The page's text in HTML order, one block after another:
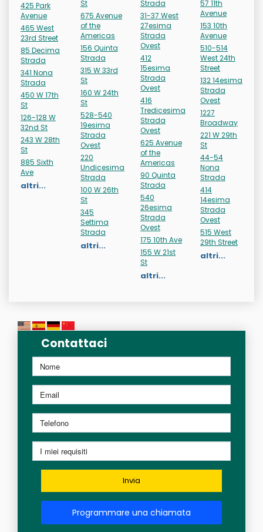
425 Park
Avenue
465 West
23rd Street
85 Decima
Strada
341 Nona
Strada
450 W 17th
St
126-128 W
32nd St
243 W 28th
St
885 Sixth
Ave
altri...
St
675 Avenue
of the
Americas
156 Quinta
Strada
315 W 33rd
St
160 W 24th
St
528-540
19esima
Strada
Ovest
220
Undicesima
Strada
100 W 26th
St
345
Settima
Strada
altri...
Strada
31-37 West
27esima
Strada
Ovest
412
15esima
Strada
Ovest
416
Tredicesima
Strada
Ovest
625 Avenue
of the
Americas
90 Quinta
Strada
540
26esima
Strada
Ovest
175 10th Ave
155 W 21st
St
altri...
57 11th
Avenue
153 10th
Avenue
510-514
West 24th
Street
132 14esima
Strada
Ovest
1227
Broadway
221 W 29th
St
44-54
Nona
Strada
414
14esima
Strada
Ovest
515 West
29th Street
altri...
Contattaci
Invia
Programmare una chiamata